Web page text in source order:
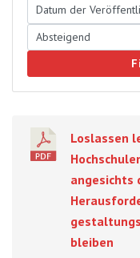
Loslassen
angesichts
bleiben